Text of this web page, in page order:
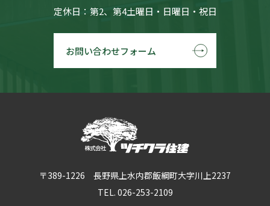
定休日：第2、第4土曜日・日曜日・祝日
お問い合わせフォーム
〒389-1226 長野県上水内郡飯綱町大字川上2237
TEL. 026-253-2109